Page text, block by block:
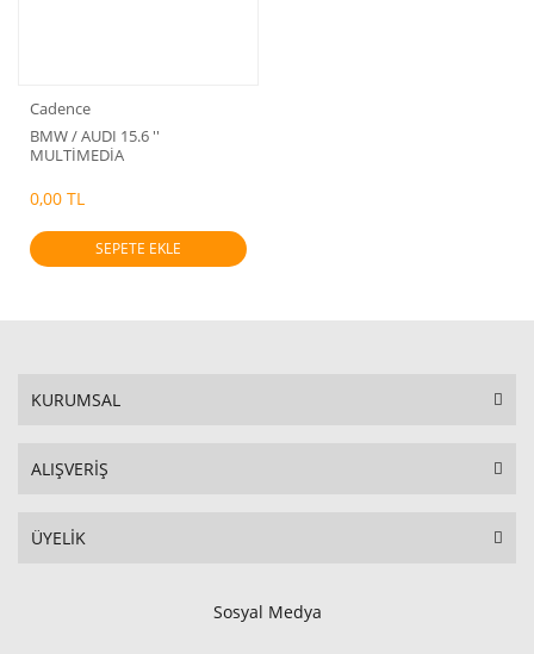
Cadence
BMW / AUDI 15.6 ''
MULTİMEDİA
0,00 TL
SEPETE EKLE
KURUMSAL
ALIŞVERİŞ
ÜYELİK
Sosyal Medya